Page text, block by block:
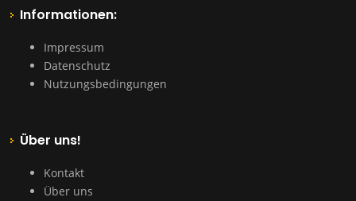
Informationen:
Impressum
Datenschutz
Nutzungsbedingungen
Über uns!
Kontakt
Über uns